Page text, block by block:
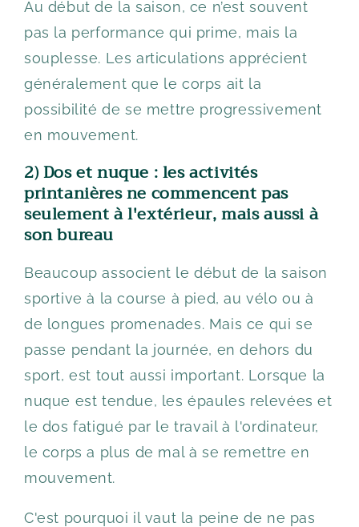
Au début de la saison, ce n’est souvent
pas la performance qui prime, mais la
souplesse. Les articulations apprécient
généralement que le corps ait la
possibilité de se mettre progressivement
en mouvement.
2) Dos et nuque : les activités
printanières ne commencent pas
seulement à l'extérieur, mais aussi à
son bureau
Beaucoup associent le début de la saison
sportive à la course à pied, au vélo ou à
de longues promenades. Mais ce qui se
passe pendant la journée, en dehors du
sport, est tout aussi important. Lorsque la
nuque est tendue, les épaules relevées et
le dos fatigué par le travail à l'ordinateur,
le corps a plus de mal à se remettre en
mouvement.
C'est pourquoi il vaut la peine de ne pas